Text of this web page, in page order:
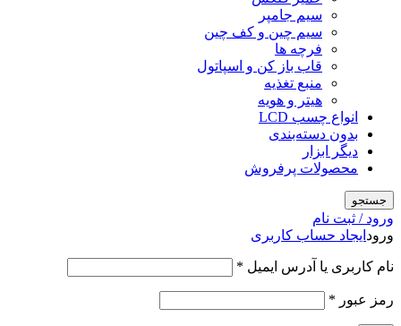
سیم جامپر
سیم چین و کف چین
فرچه ها
قاب باز کن و اسپاتول
منبع تغذیه
هیتر و هویه
انواع چسب LCD
بدون دسته‌بندی
دیگر ابزار
محصولات پرفروش
جستجو
ورود / ثبت نام
ورود ایجاد حساب کاربری
نام کاربری یا آدرس ایمیل *
رمز عبور *